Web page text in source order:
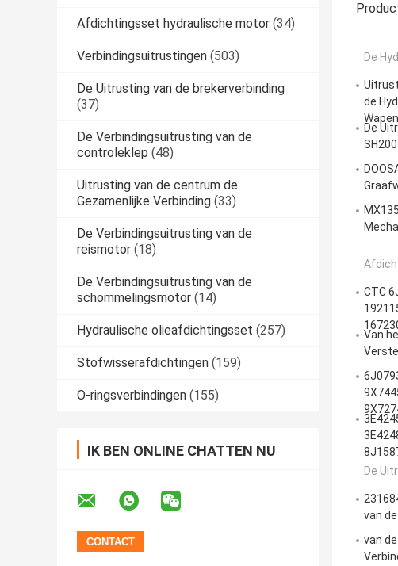
Afdichtingsset hydraulische motor (34)
Verbindingsuitrustingen (503)
De Uitrusting van de brekerverbinding
(37)
De Verbindingsuitrusting van de
controleklep (48)
Uitrusting van de centrum de
Gezamenlijke Verbinding (33)
De Verbindingsuitrusting van de
reismotor (18)
De Verbindingsuitrusting van de
schommelingsmotor (14)
Hydraulische olieafdichtingsset (257)
Stofwisserafdichtingen (159)
O-ringsverbindingen (155)
IK BEN ONLINE CHATTEN NU
De
de
De
CTC
Van
De
van
van